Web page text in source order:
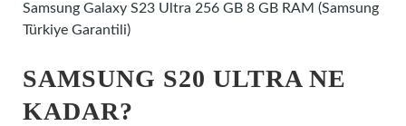
Samsung Galaxy S23 Ultra 256 GB 8 GB RAM (Samsung
Türkiye Garantili)
SAMSUNG S20 ULTRA NE
KADAR?